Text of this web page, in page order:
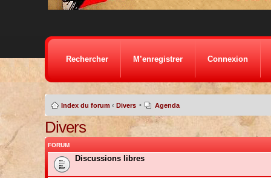
Rechercher M’enregistrer Connexion
Index du forum ‹ Divers • Agenda
Divers
FORUM
Discussions libres